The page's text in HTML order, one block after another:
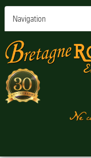
Navigation